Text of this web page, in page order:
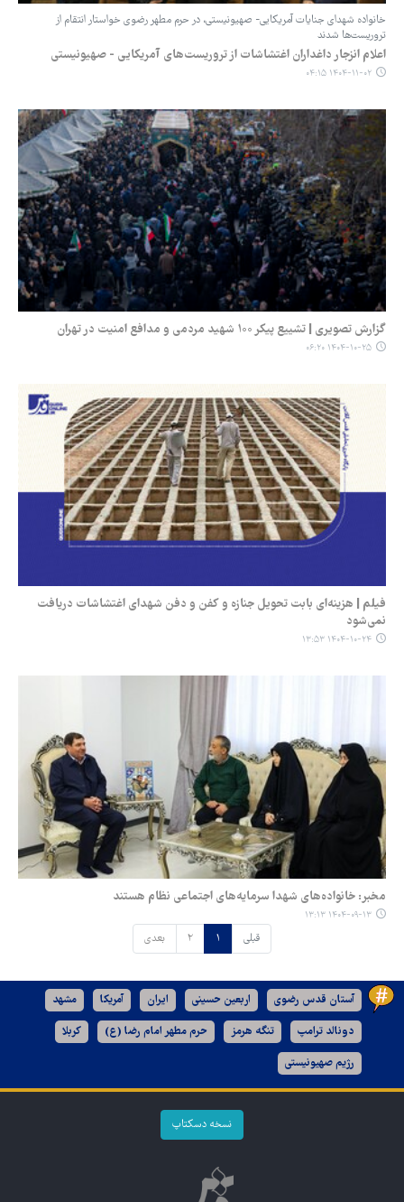
خانواده شهدای جنایات آمریکایی- صهیونیستی، در حرم مطهر رضوی خواستار انتقام از
تروریست‌ها شدند
اعلام انزجار داغداران اغتشاشات از تروریست‌های آمریکایی - صهیونیستی
۱۴۰۴-۱۱-۰۲ ۰۴:۱۵
گزارش تصویری | تشییع پیکر ۱۰۰ شهید مردمی و مدافع امنیت در تهران
۱۴۰۴-۱۰-۲۵ ۰۶:۲۰
فیلم | هزینه‌ای بابت تحویل جنازه و کفن و دفن شهدای اغتشاشات دریافت
نمی‌شود
۱۴۰۴-۱۰-۲۴ ۱۳:۵۳
مخبر: خانواده‌های شهدا سرمایه‌های اجتماعی نظام هستند
۱۴۰۴-۰۹-۱۳ ۱۳:۱۳
قبلی ۱ ۲ بعدی
آستان قدس رضوی اربعین حسینی ایران آمریکا مشهد
دونالد ترامپ تنگه هرمز حرم مطهر امام رضا (ع) کربلا
رژیم صهیونیستی
نسخه دسکتاپ